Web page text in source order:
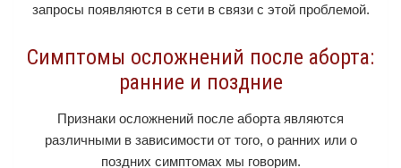
запросы появляются в сети в связи с этой проблемой.
Симптомы осложнений после аборта:
ранние и поздние
Признаки осложнений после аборта являются
различными в зависимости от того, о ранних или о
поздних симптомах мы говорим.